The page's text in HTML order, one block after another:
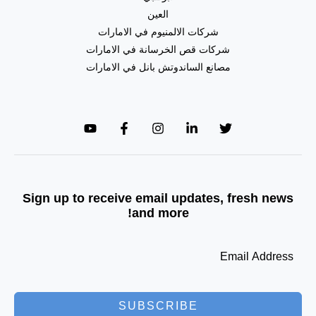
العين
شركات الالمنيوم في الامارات
شركات قص الخرسانة في الامارات
مصانع الساندوتش بانل في الامارات
Sign up to receive email updates, fresh news
and more!
SUBSCRIBE